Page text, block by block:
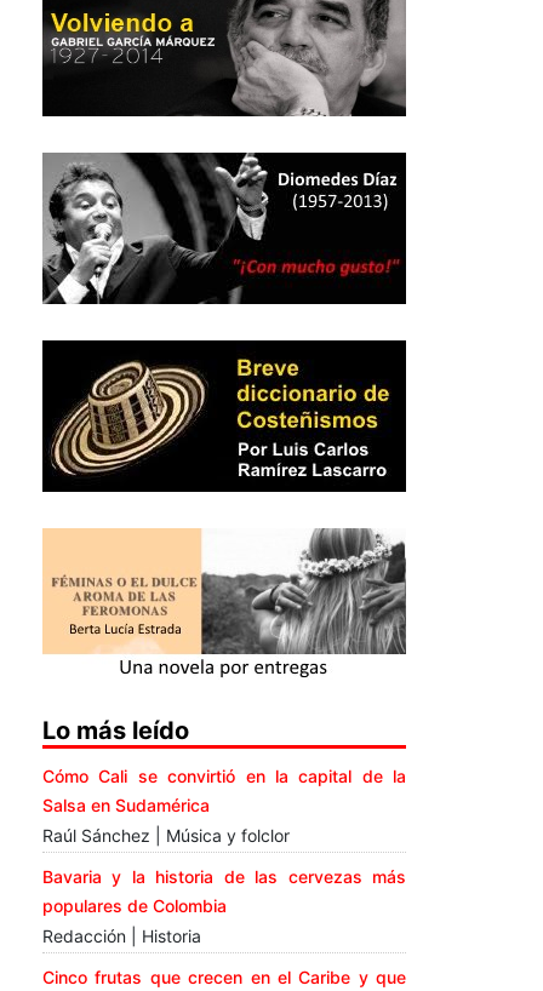
Lo más leído
Cómo Cali se convirtió en la capital de la
Salsa en Sudamérica
Raúl Sánchez | Música y folclor
Bavaria y la historia de las cervezas más
populares de Colombia
Redacción | Historia
Cinco frutas que crecen en el Caribe y que